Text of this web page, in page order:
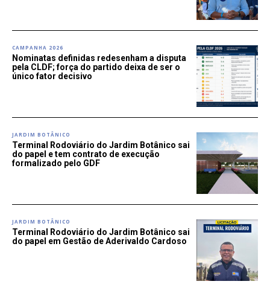
CAMPANHA 2026
Nominatas definidas redesenham a disputa
pela CLDF; força do partido deixa de ser o
único fator decisivo
JARDIM BOTÂNICO
Terminal Rodoviário do Jardim Botânico sai
do papel e tem contrato de execução
formalizado pelo GDF
JARDIM BOTÂNICO
Terminal Rodoviário do Jardim Botânico sai
do papel em Gestão de Aderivaldo Cardoso